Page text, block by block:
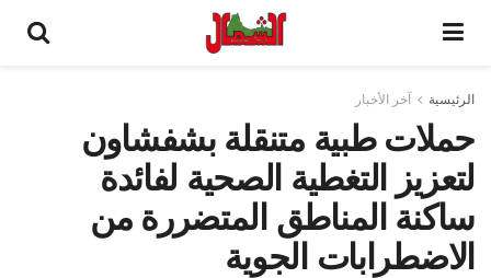
الرئيسية آخر الأخبار
حملات طبية متنقلة بشفشاون
لتعزيز التغطية الصحية لفائدة
ساكنة المناطق المتضررة من
الاضطرابات الجوية